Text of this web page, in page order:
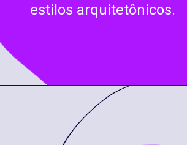
estilos arquitetônicos.